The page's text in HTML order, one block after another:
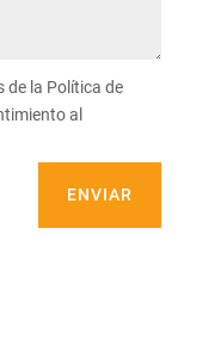
de la Política de
al
ENVIAR